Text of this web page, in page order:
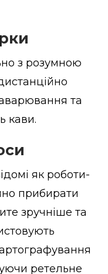
з розумною
та
кави.
як роботи-
прибирати
зручніше та
ретельне